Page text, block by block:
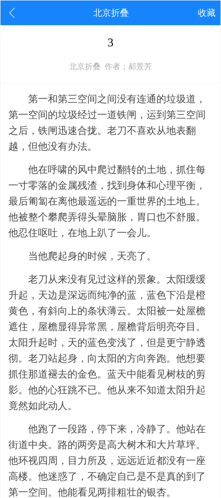
北京折叠 收藏
3
北京折叠 作者：郝景芳
第一和第三空间之间没有连通的垃圾道，
第一空间的垃圾经过一道铁闸，运到第三空间
之后，铁闸迅速合拢。老刀不喜欢从地表翻
越，但他没有办法。
他在呼啸的风中爬过翻转的土地，抓住每
一寸零落的金属残渣，找到身体和心理平衡，
最后匍匐在离他最遥远的一重世界的土地上。
他被整个攀爬弄得头晕脑胀，胃口也不舒服。
他忍住呕吐，在地上趴了一会儿。
当他爬起身的时候，天亮了。
老刀从来没有见过这样的景象。太阳缓缓
升起，天边是深远而纯净的蓝，蓝色下沿是橙
黄色，有斜向上的条状薄云。太阳被一处屋檐
遮住，屋檐显得异常黑，屋檐背后明亮夺目。
太阳升起时，天的蓝色变浅了，但是更宁静透
彻。老刀站起身，向太阳的方向奔跑。他想要
抓住那道褪去的金色。蓝天中能看见树枝的剪
影。他的心狂跳不已。他从来不知道太阳升起
竟然如此动人。
他跑了一段路，停下来，冷静了。他站在
街道中央。路的两旁是高大树木和大片草坪。
他环视四周，目力所及，远远近近都没有一座
高楼。他迷惑了，不确定自己是不是真的到了
第一空间。他能看见两排粗壮的银杏。